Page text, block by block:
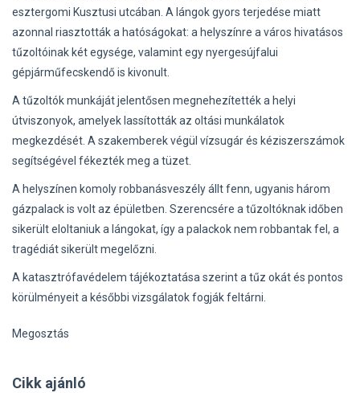
esztergomi Kusztusi utcában. A lángok gyors terjedése miatt
azonnal riasztották a hatóságokat: a helyszínre a város hivatásos
tűzoltóinak két egysége, valamint egy nyergesújfalui
gépjárműfecskendő is kivonult.
A tűzoltók munkáját jelentősen megnehezítették a helyi
útviszonyok, amelyek lassították az oltási munkálatok
megkezdését. A szakemberek végül vízsugár és kéziszerszámok
segítségével fékezték meg a tüzet.
A helyszínen komoly robbanásveszély állt fenn, ugyanis három
gázpalack is volt az épületben. Szerencsére a tűzoltóknak időben
sikerült eloltaniuk a lángokat, így a palackok nem robbantak fel, a
tragédiát sikerült megelőzni.
A katasztrófavédelem tájékoztatása szerint a tűz okát és pontos
körülményeit a későbbi vizsgálatok fogják feltárni.
Megosztás
Cikk ajánló